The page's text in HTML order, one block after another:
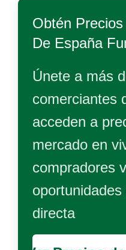
Obtén
De España
Únete a más
comerciantes
acceden a
mercado en
compradores
directa